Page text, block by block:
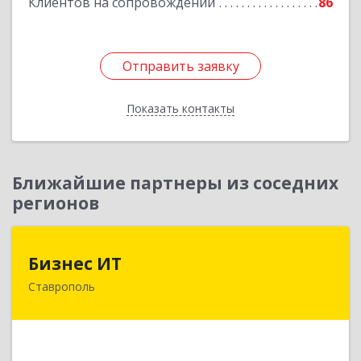
Отправить заявку
Показать контакты
Отправить заявку
Назад
Ближайшие партнеры из соседних
регионов
Бизнес ИТ
Ставрополь
355035, Ставропольский край, Ставрополь г, 1